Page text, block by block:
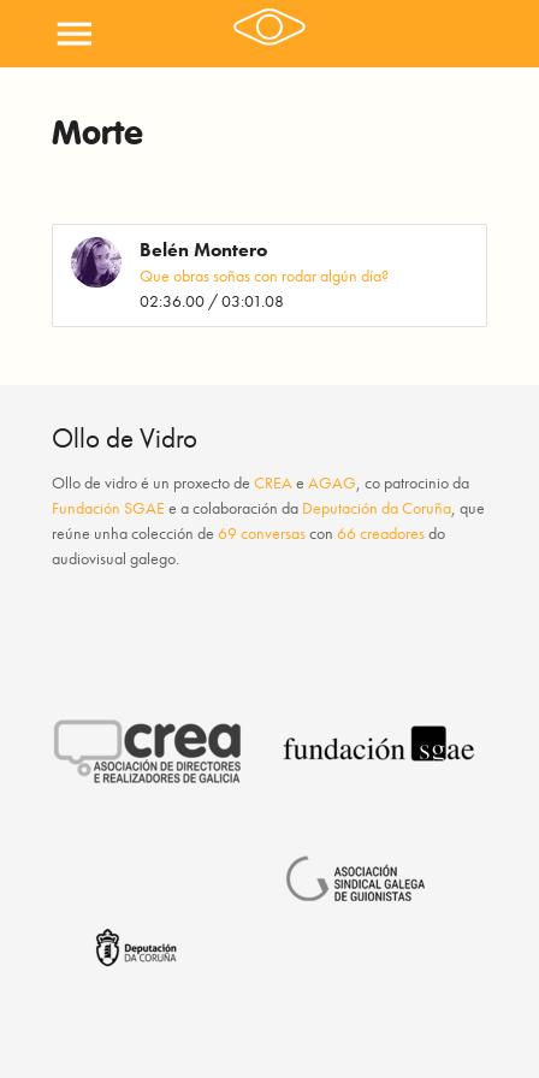
menu
Morte
Belén Montero
Que obras soñas con rodar algún día?
02:36.00 / 03:01.08
Ollo de Vidro
Ollo de vidroé un proxecto deCREA eAGAG , co patrocinio da
Fundación SGAE e a colaboración da Deputación da Coruña , que
reúne unha colección de69 conversascon66 creadoresdo
audiovisual galego.